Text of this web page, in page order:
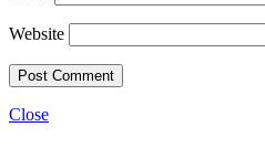
Website
Close